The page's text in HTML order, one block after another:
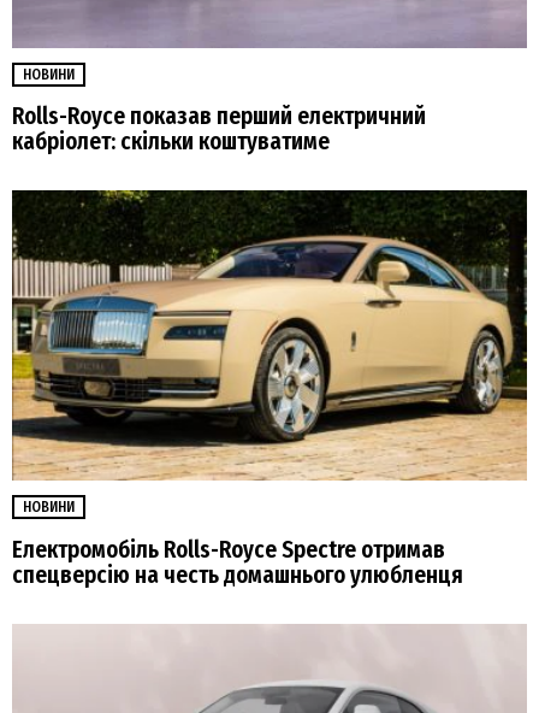
НОВИНИ
Rolls-Royce показав перший електричний
кабріолет: скільки коштуватиме
НОВИНИ
Електромобіль Rolls-Royce Spectre отримав
спецверсію на честь домашнього улюбленця